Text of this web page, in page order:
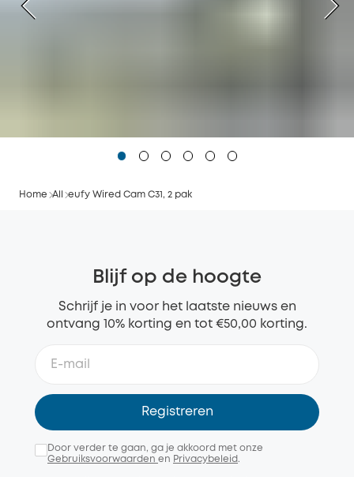
Home All eufy Wired Cam C31, 2 pak
Blijf op de hoogte
Schrijf je in voor het laatste nieuws en
ontvang 10% korting en tot €50,00 korting.
Registreren
Door verder te gaan, ga je akkoord met onze
Gebruiksvoorwaarden en Privacybeleid.